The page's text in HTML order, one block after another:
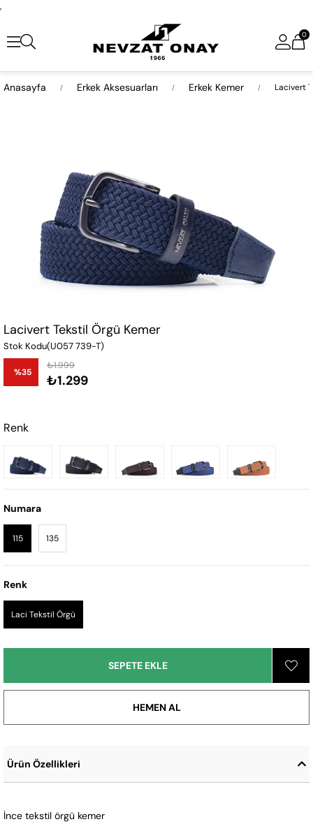
,
0
Anasayfa Erkek Aksesuarları Erkek Kemer Lacivert
Lacivert Tekstil Örgü Kemer
Stok Kodu(U057 739-T)
%35
İndirim
₺1.999
₺1.299
Renk
Numara
115 135
Renk
Laci Tekstil Örgü
Ürün Özellikleri
İnce tekstil örgü kemer